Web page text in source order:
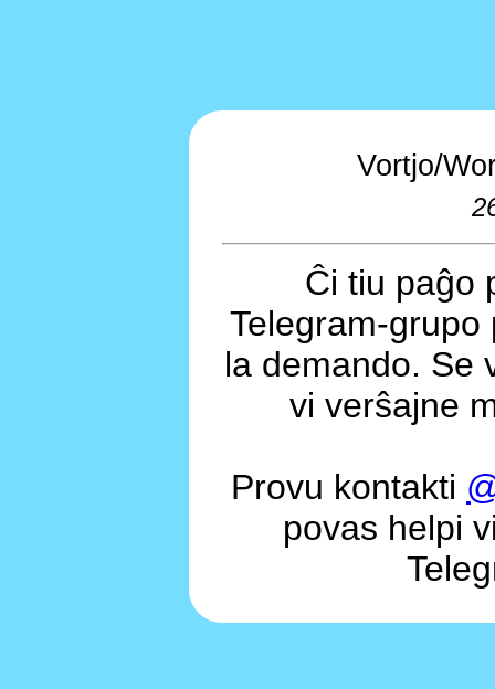
Vortjo/
Ĉi tiu paĝo
Telegram-
la demando. Se
vi verŝajne
Provu kontakti
povas helpi